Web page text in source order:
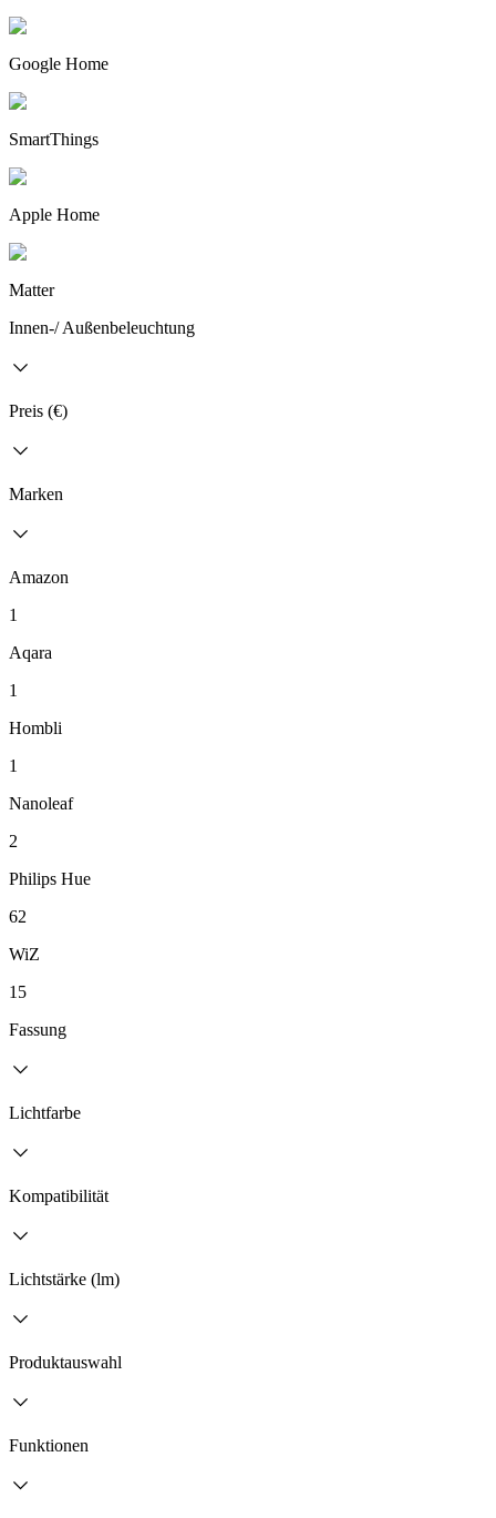
Google Home
SmartThings
Apple Home
Matter
Innen-/ Außenbeleuchtung
Preis (€)
Marken
Amazon
1
Aqara
1
Hombli
1
Nanoleaf
2
Philips Hue
62
WiZ
15
Fassung
Lichtfarbe
Kompatibilität
Lichtstärke (lm)
Produktauswahl
Funktionen